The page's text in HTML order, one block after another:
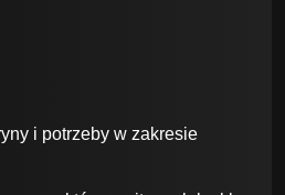
i potrzeby w zakresie